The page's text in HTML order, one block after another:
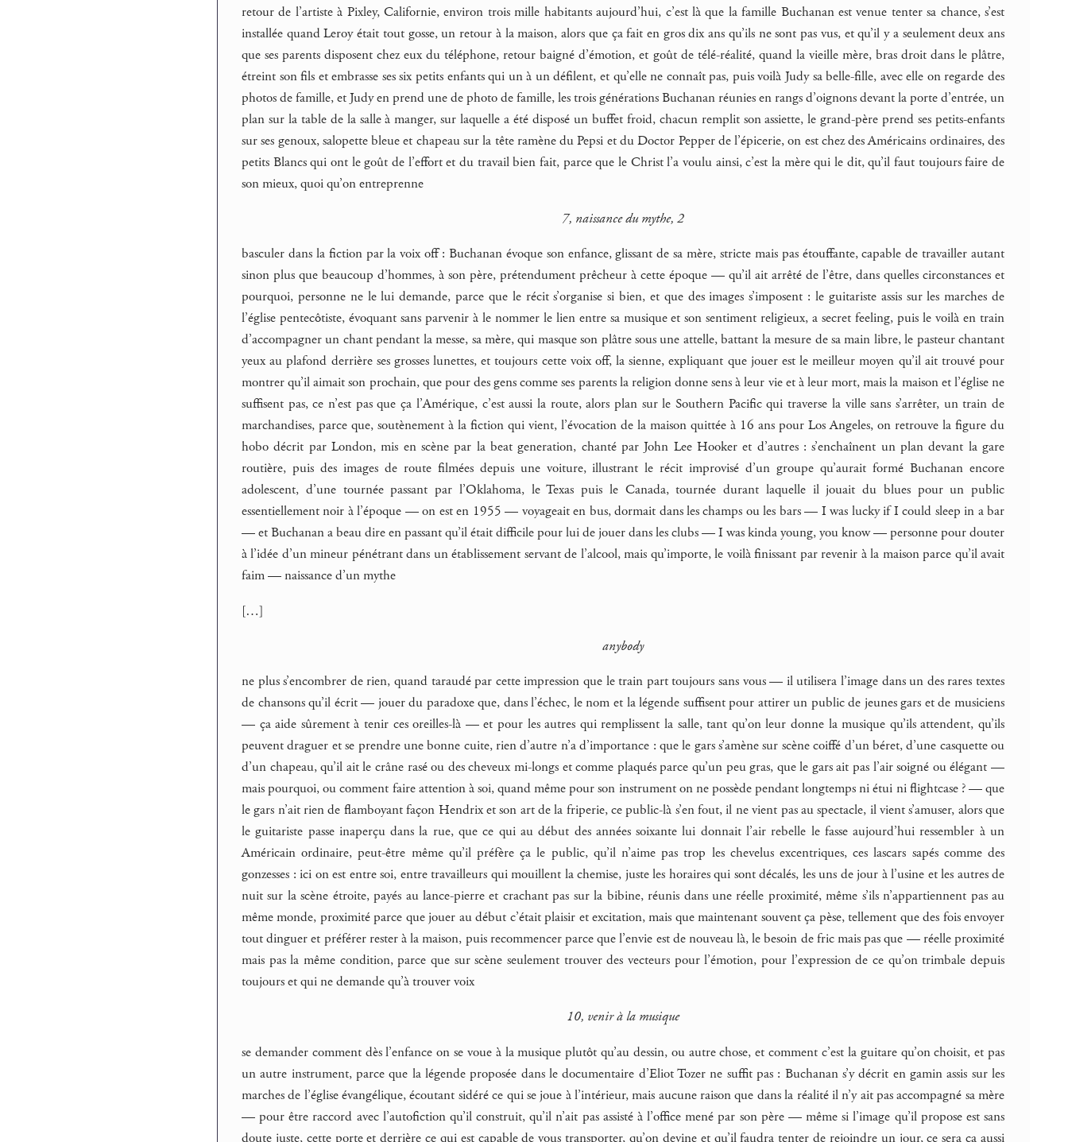
retour de l’artiste à Pixley, Californie, environ trois mille habitants aujourd’hui, c’est là que la famille Buchanan est venue tenter sa chance, s’est
installée quand Leroy était tout gosse, un retour à la maison, alors que ça fait en gros dix ans qu’ils ne sont pas vus, et qu’il y a seulement deux ans
que ses parents disposent chez eux du téléphone, retour baigné d’émotion, et goût de télé-réalité, quand la vieille mère, bras droit dans le plâtre,
étreint son fils et embrasse ses six petits enfants qui un à un défilent, et qu’elle ne connaît pas, puis voilà Judy sa belle-fille, avec elle on regarde des
photos de famille, et Judy en prend une de photo de famille, les trois générations Buchanan réunies en rangs d’oignons devant la porte d’entrée, un
plan sur la table de la salle à manger, sur laquelle a été disposé un buffet froid, chacun remplit son assiette, le grand-père prend ses petits-enfants
sur ses genoux, salopette bleue et chapeau sur la tête ramène du Pepsi et du Doctor Pepper de l’épicerie, on est chez des Américains ordinaires, des
petits Blancs qui ont le goût de l’effort et du travail bien fait, parce que le Christ l’a voulu ainsi, c’est la mère qui le dit, qu’il faut toujours faire de
son mieux, quoi qu’on entreprenne
7, naissance du mythe, 2
basculer dans la fiction par la voix off : Buchanan évoque son enfance, glissant de sa mère, stricte mais pas étouffante, capable de travailler autant
sinon plus que beaucoup d’hommes, à son père, prétendument prêcheur à cette époque — qu’il ait arrêté de l’être, dans quelles circonstances et
pourquoi, personne ne le lui demande, parce que le récit s’organise si bien, et que des images s’imposent : le guitariste assis sur les marches de
l’église pentecôtiste, évoquant sans parvenir à le nommer le lien entre sa musique et son sentiment religieux, a secret feeling, puis le voilà en train
d’accompagner un chant pendant la messe, sa mère, qui masque son plâtre sous une attelle, battant la mesure de sa main libre, le pasteur chantant
yeux au plafond derrière ses grosses lunettes, et toujours cette voix off, la sienne, expliquant que jouer est le meilleur moyen qu’il ait trouvé pour
montrer qu’il aimait son prochain, que pour des gens comme ses parents la religion donne sens à leur vie et à leur mort, mais la maison et l’église ne
suffisent pas, ce n’est pas que ça l’Amérique, c’est aussi la route, alors plan sur le Southern Pacific qui traverse la ville sans s’arrêter, un train de
marchandises, parce que, soutènement à la fiction qui vient, l’évocation de la maison quittée à 16 ans pour Los Angeles, on retrouve la figure du
hobo décrit par London, mis en scène par la beat generation, chanté par John Lee Hooker et d’autres : s’enchaînent un plan devant la gare
routière, puis des images de route filmées depuis une voiture, illustrant le récit improvisé d’un groupe qu’aurait formé Buchanan encore
adolescent, d’une tournée passant par l’Oklahoma, le Texas puis le Canada, tournée durant laquelle il jouait du blues pour un public
essentiellement noir à l’époque — on est en 1955 — voyageait en bus, dormait dans les champs ou les bars — I was lucky if I could sleep in a bar
— et Buchanan a beau dire en passant qu’il était difficile pour lui de jouer dans les clubs — I was kinda young, you know — personne pour douter
à l’idée d’un mineur pénétrant dans un établissement servant de l’alcool, mais qu’importe, le voilà finissant par revenir à la maison parce qu’il avait
faim — naissance d’un mythe
[…]
anybody
ne plus s’encombrer de rien, quand taraudé par cette impression que le train part toujours sans vous — il utilisera l’image dans un des rares textes
de chansons qu’il écrit — jouer du paradoxe que, dans l’échec, le nom et la légende suffisent pour attirer un public de jeunes gars et de musiciens
— ça aide sûrement à tenir ces oreilles-là — et pour les autres qui remplissent la salle, tant qu’on leur donne la musique qu’ils attendent, qu’ils
peuvent draguer et se prendre une bonne cuite, rien d’autre n’a d’importance : que le gars s’amène sur scène coiffé d’un béret, d’une casquette ou
d’un chapeau, qu’il ait le crâne rasé ou des cheveux mi-longs et comme plaqués parce qu’un peu gras, que le gars ait pas l’air soigné ou élégant —
mais pourquoi, ou comment faire attention à soi, quand même pour son instrument on ne possède pendant longtemps ni étui ni flightcase ? — que
le gars n’ait rien de flamboyant façon Hendrix et son art de la friperie, ce public-là s’en fout, il ne vient pas au spectacle, il vient s’amuser, alors que
le guitariste passe inaperçu dans la rue, que ce qui au début des années soixante lui donnait l’air rebelle le fasse aujourd’hui ressembler à un
Américain ordinaire, peut-être même qu’il préfère ça le public, qu’il n’aime pas trop les chevelus excentriques, ces lascars sapés comme des
gonzesses : ici on est entre soi, entre travailleurs qui mouillent la chemise, juste les horaires qui sont décalés, les uns de jour à l’usine et les autres de
nuit sur la scène étroite, payés au lance-pierre et crachant pas sur la bibine, réunis dans une réelle proximité, même s’ils n’appartiennent pas au
même monde, proximité parce que jouer au début c’était plaisir et excitation, mais que maintenant souvent ça pèse, tellement que des fois envoyer
tout dinguer et préférer rester à la maison, puis recommencer parce que l’envie est de nouveau là, le besoin de fric mais pas que — réelle proximité
mais pas la même condition, parce que sur scène seulement trouver des vecteurs pour l’émotion, pour l’expression de ce qu’on trimbale depuis
toujours et qui ne demande qu’à trouver voix
10, venir à la musique
se demander comment dès l’enfance on se voue à la musique plutôt qu’au dessin, ou autre chose, et comment c’est la guitare qu’on choisit, et pas
un autre instrument, parce que la légende proposée dans le documentaire d’Eliot Tozer ne suffit pas : Buchanan s’y décrit en gamin assis sur les
marches de l’église évangélique, écoutant sidéré ce qui se joue à l’intérieur, mais aucune raison que dans la réalité il n’y ait pas accompagné sa mère
— pour être raccord avec l’autofiction qu’il construit, qu’il n’ait pas assisté à l’office mené par son père — même si l’image qu’il propose est sans
doute juste, cette porte et derrière ce qui est capable de vous transporter, qu’on devine et qu’il faudra tenter de rejoindre un jour, ce sera ça aussi